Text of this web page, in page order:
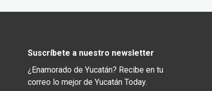
Suscríbete a nuestro newsletter
¿Enamorado de Yucatán? Recibe en tu
correo lo mejor de Yucatán Today.